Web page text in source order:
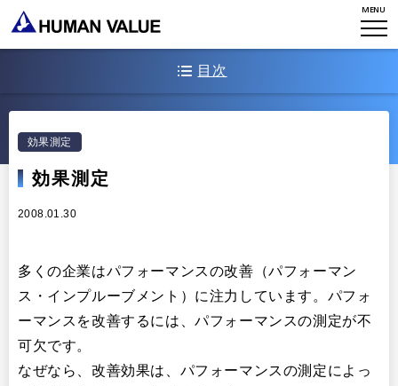
MENU
会社概要
プライバシーポリシー
採用について
WHAT WE DO
エンゲージメント
タレント開発
リーダーシップ
プラクティショナー養成
NEWS
お知らせ
Stories
リサーチ
出版
その他
CONTACT
検索
目次
効果測定
効果測定
2008.01.30
多くの企業はパフォーマンスの改善（パフォーマン
ス・インプルーブメント）に注力しています。パフォ
ーマンスを改善するには、パフォーマンスの測定が不
可欠です。
なぜなら、改善効果は、パフォーマンスの測定によっ